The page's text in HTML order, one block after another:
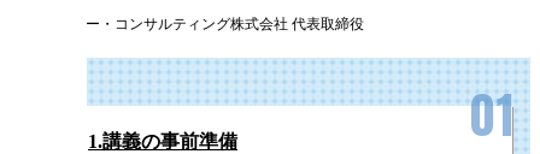
人材や組織を正しい方向に導くため、日々のコミュニケーションやフィー
ドバックは管理職にとって大切な責務の一つです。
本研修で有効的なコミュニケーション方法を学ぶことで、社員間の共通理
トゥ・ビー・コンサルティング株式会社 代表取締役
1.講義の事前準備